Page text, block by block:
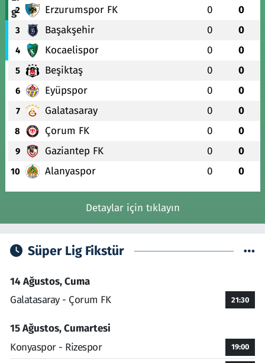
2 Erzurumspor FK 0 0
3 Başakşehir 0 0
4 Kocaelispor 0 0
5 Beşiktaş 0 0
6 Eyüpspor 0 0
7 Galatasaray 0 0
8 Çorum FK 0 0
9 Gaziantep FK 0 0
10 Alanyaspor 0 0
Detaylar için tıklayın
Süper Lig Fikstür
14 Ağustos, Cuma
Galatasaray - Çorum FK
21:30
15 Ağustos, Cumartesi
Konyaspor - Rizespor
19:00